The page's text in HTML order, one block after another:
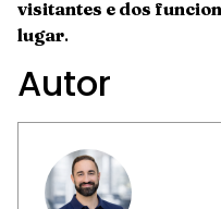
visitantes e dos
lugar.
Autor